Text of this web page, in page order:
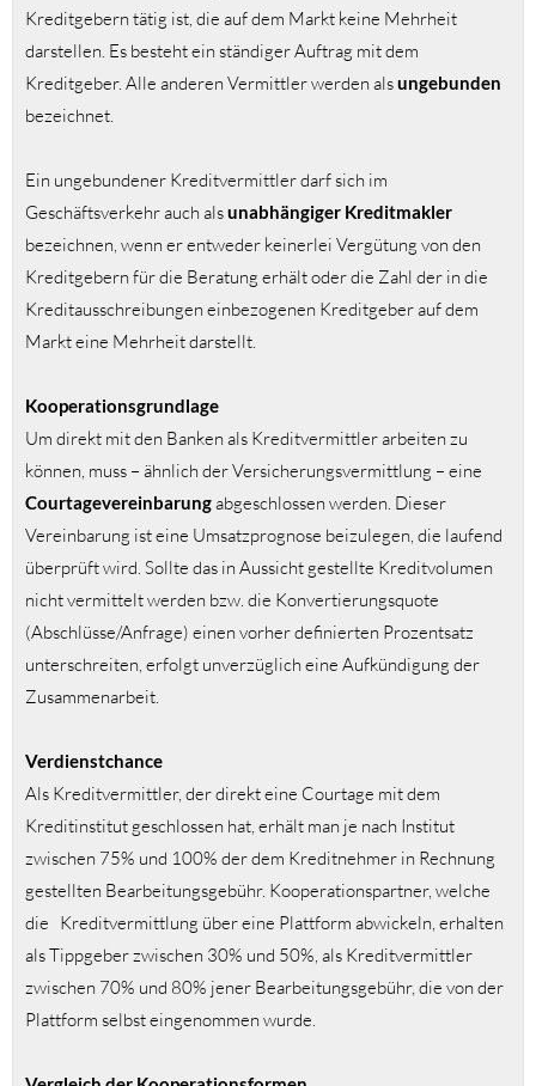
Kreditgebern tätig ist, die auf dem Markt keine Mehrheit
darstellen. Es besteht ein ständiger Auftrag mit dem
Kreditgeber. Alle anderen Vermittler werden alsungebunden
bezeichnet.
Ein ungebundener Kreditvermittler darf sich im
Geschäftsverkehr auch alsunabhängiger Kreditmakler
bezeichnen, wenn er entweder keinerlei Vergütung von den
Kreditgebern für die Beratung erhält oder die Zahl der in die
Kreditausschreibungen einbezogenen Kreditgeber auf dem
Markt eine Mehrheit darstellt.
Kooperationsgrundlage
Um direkt mit den Banken als Kreditvermittler arbeiten zu
können, muss – ähnlich der Versicherungsvermittlung – eine
Courtagevereinbarungabgeschlossen werden. Dieser
Vereinbarung ist eine Umsatzprognose beizulegen, die laufend
überprüft wird. Sollte das in Aussicht gestellte Kreditvolumen
nicht vermittelt werden bzw. die Konvertierungsquote
(Abschlüsse/Anfrage) einen vorher definierten Prozentsatz
unterschreiten, erfolgt unverzüglich eine Aufkündigung der
Zusammenarbeit.
Verdienstchance
Als Kreditvermittler, der direkt eine Courtage mit dem
Kreditinstitut geschlossen hat, erhält man je nach Institut
zwischen 75% und 100% der dem Kreditnehmer in Rechnung
gestellten Bearbeitungsgebühr. Kooperationspartner, welche
die Kreditvermittlung über eine Plattform abwickeln, erhalten
als Tippgeber zwischen 30% und 50%, als Kreditvermittler
zwischen 70% und 80% jener Bearbeitungsgebühr, die von der
Plattform selbst eingenommen wurde.